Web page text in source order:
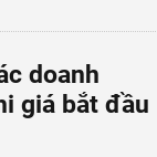
doanh
giá bắt đầu